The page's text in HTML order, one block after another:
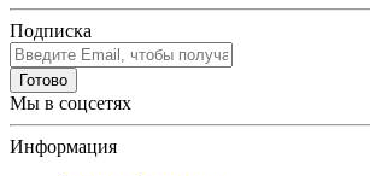
Подписка
Готово
Мы в соцсетях
Информация